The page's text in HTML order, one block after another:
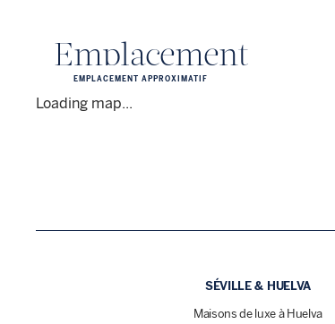
Emplacement
Loading map...
EMPLACEMENT APPROXIMATIF
SÉVILLE & HUELVA
Maisons de luxe à Huelva